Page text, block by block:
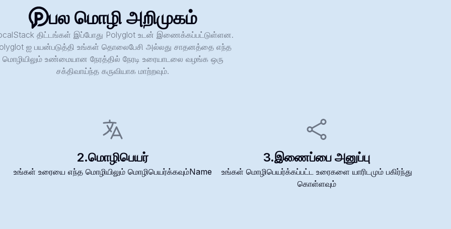
பல மொழி அறிமுகம்
திட்டங்கள் இப்போது Polyglot உடன் இணைக்கப்பட்டுள்ளன.
ஐ பயன்படுத்தி உங்கள் தொலைபேசி அல்லது சாதனத்தை எந்த
மொழியிலும் உண்மையான நேரத்தில் நேரடி உரையாடலை வழங்க ஒரு
சக்திவாய்ந்த கருவியாக மாற்றவும்.
2.மொழிபெயர்
உங்கள் உரையை எந்த மொழியிலும் மொழிபெயர்க்கவும்Name
3.இணைப்பை அனுப்பு
உங்கள் மொழிபெயர்க்கப்பட்ட உரைகளை யாரிடமும் பகிர்ந்து
கொள்ளவும்